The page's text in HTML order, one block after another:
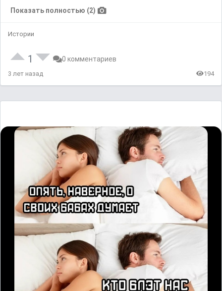
Показать полностью (2)
Истории
1 0 комментариев
3 лет назад 194